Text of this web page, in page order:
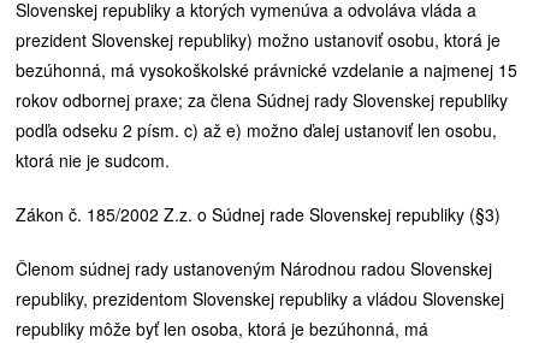
Slovenskej republiky a ktorých vymenúva a odvoláva vláda a
prezident Slovenskej republiky) možno ustanoviť osobu, ktorá je
bezúhonná, má vysokoškolské právnické vzdelanie a najmenej 15
rokov odbornej praxe; za člena Súdnej rady Slovenskej republiky
podľa odseku 2 písm. c) až e) možno ďalej ustanoviť len osobu,
ktorá nie je sudcom.
Zákon č. 185/2002 Z.z. o Súdnej rade Slovenskej republiky (§3)
Členom súdnej rady ustanoveným Národnou radou Slovenskej
republiky, prezidentom Slovenskej republiky a vládou Slovenskej
republiky môže byť len osoba, ktorá je bezúhonná, má